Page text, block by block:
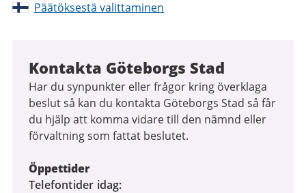
Päätöksestä valittaminen
Kontakta Göteborgs Stad
Har du synpunkter eller frågor kring överklaga
beslut så kan du kontakta Göteborgs Stad så får
du hjälp att komma vidare till den nämnd eller
förvaltning som fattat beslutet.
Öppettider
Telefontider idag